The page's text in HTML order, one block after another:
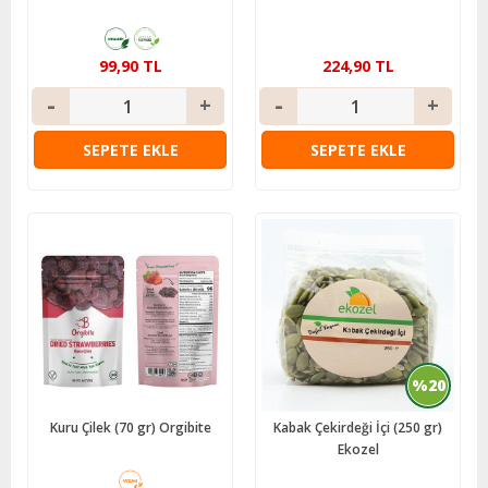
99,90 TL
SEPETE EKLE
224,90 TL
SEPETE EKLE
Kuru Çilek (70 gr) Orgibite
%20
Kabak Çekirdeği İçi (250 gr)
Ekozel